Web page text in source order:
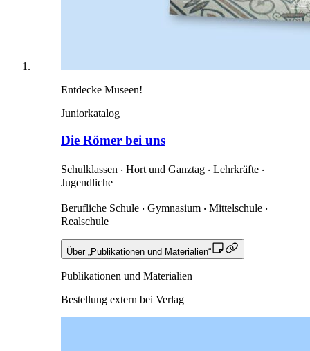
Entdecke Museen!
Juniorkatalog
Die Römer bei uns
Schulklassen ‧ Hort und Ganztag ‧ Lehrkräfte ‧
Jugendliche
Berufliche Schule ‧ Gymnasium ‧ Mittelschule ‧
Realschule
Über „Publikationen und Materialien“
Publikationen und Materialien
Bestellung extern bei Verlag